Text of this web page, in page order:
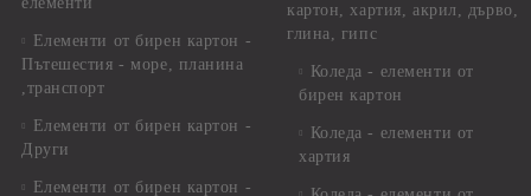
Елементи от бирен картон -
Пътешестия - море, планина
,транспорт
Елементи от бирен картон -
Други
Елементи от бирен картон -
картон, хартия, акрил, дърво,
глина, гипс
Коледа - елементи от
бирен картон
Коледа - елементи от
хартия